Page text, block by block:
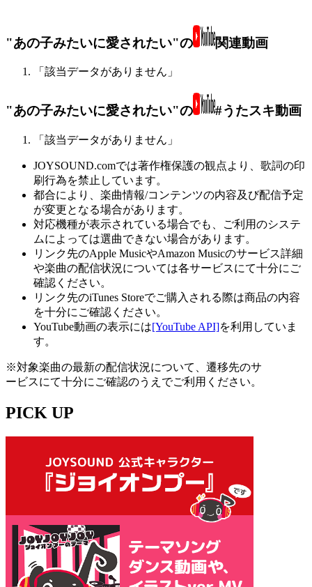
"あの子みたいに愛されたい"の 関連動画
「該当データがありません」
"あの子みたいに愛されたい"の #うたスキ動画
「該当データがありません」
JOYSOUND.comでは著作権保護の観点より、歌詞の印
刷行為を禁止しています。
都合により、楽曲情報/コンテンツの内容及び配信予定
が変更となる場合があります。
対応機種が表示されている場合でも、ご利用のシステ
ムによっては選曲できない場合があります。
リンク先のApple MusicやAmazon Musicのサービス詳細
や楽曲の配信状況については各サービスにて十分にご
確認ください。
リンク先のiTunes Storeでご購入される際は商品の内容
を十分にご確認ください。
YouTube動画の表示には[YouTube API]を利用していま
す。
※対象楽曲の最新の配信状況について、遷移先のサ
ービスにて十分にご確認のうえでご利用ください。
PICK UP